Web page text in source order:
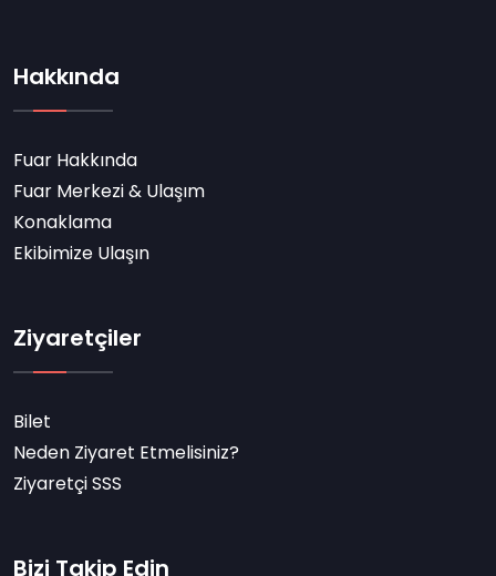
Hakkında
Fuar Hakkında
Fuar Merkezi & Ulaşım
Konaklama
Ekibimize Ulaşın
Ziyaretçiler
Bilet
Neden Ziyaret Etmelisiniz?
Ziyaretçi SSS
Bizi Takip Edin